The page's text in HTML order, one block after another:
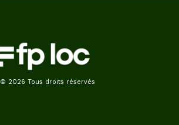
© 2026 Tous droits réservés